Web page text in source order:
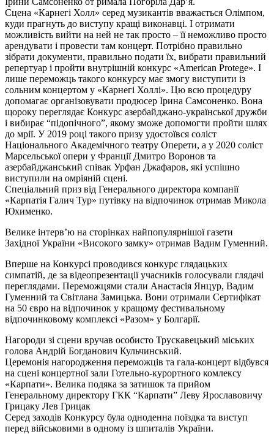
Сцена «Карнегі Холл» серед музикантів вважається Олімпом,
куди прагнуть до виступу кращі виконавці. І отримати
можливість вийти на ней не так просто – її неможливо просто
арендувати і провести там концерт. Потрібно правильно
зібрати документи, правильно подати їх, вибрати правильний
репертуар і пройти внутрішній конкурс «American Protege». І
лише переможць такого конкурсу має змогу виступити із
сольним концертом у «Карнегі Холлі». Цю всю процедуру
допомагає організовувати продюсер Ірина Самсоненко. Вона
щороку переглядає Конкурс азербайджано-української дружби
і вибирає “підопічного”, якому зможе допомогти пройти шлях
до мрії. У 2019 році такого призу удостоївся соліст
Національного Академічного театру Оперети, а у 2020 соліст
Марсельської опери у Франції Дмитро Воронов та
азербайджанський співак Урфан Джафаров, які успішно
виступили на омріяній сцені.
Спеціальний приз від Генерального директора компанії
«Карпатія Галич Тур» путівку на відпочинок отримав Микола
Юхименко.
Велике інтерв’ю на сторінках найпопулярнішої газети
Західної України «Високого замку» отримав Вадим Гуменний.
Вперше на Конкурсі проводився конкурс глядацьких
симпатій, де за відеопрезентації учасників голосували глядачі
переглядами. Переможцями стали Анастасія Янцур, Вадим
Гуменний та Світлана Замицька. Вони отримали Сертифікат
на 50 євро на відпочинок у кращому фестивальному
відпочинковому комплексі «Разом» у Болгарії.
Нагороди зі сцени вручав особисто Трускавецький міських
голова Андрій Богданович Кульчинський.
Церемонія нагородження переможців та гала-концерт відбувся
на сцені концертної зали Готельно-курортного комлексу
«Карпати». Велика подяка за затишок та прийом
Генеральному директору ГКК “Карпати” Леву Ярославовичу
Грицаку Лев Грицак
Серед заходів Конкурсу була одноденна поїздка та виступ
перед військовими в одному із шпиталів України.